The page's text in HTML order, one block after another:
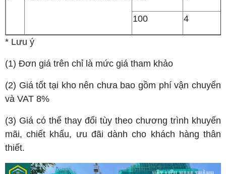
100 4
* Lưu ý
(1) Đơn giá trên chỉ là mức giá tham khảo
(2) Giá tốt tại kho nên chưa bao gồm phí vận chuyển
và VAT 8%
(3) Giá có thể thay đổi tùy theo chương trình khuyến
mãi, chiết khấu, ưu đãi dành cho khách hàng thân
thiết.